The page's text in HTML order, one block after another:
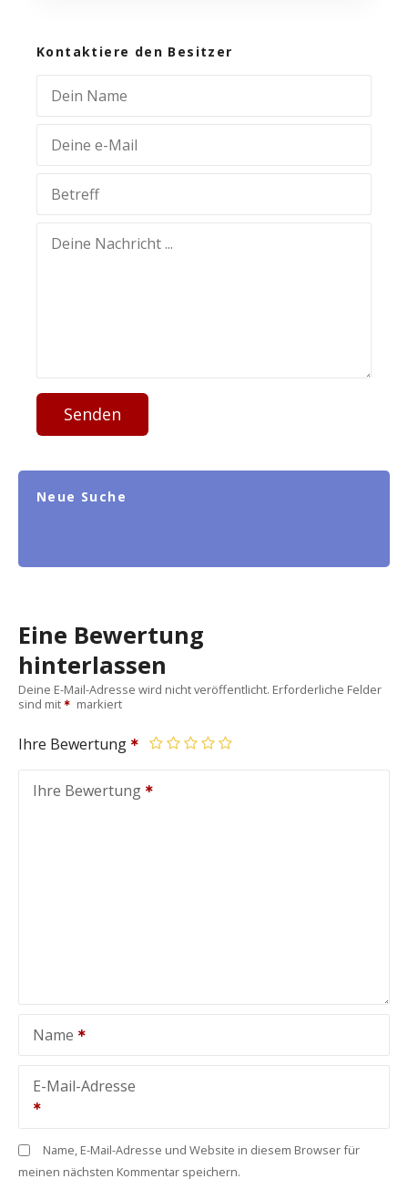
Kontaktiere den Besitzer
Senden
Neue Suche
Eine Bewertung
hinterlassen
Deine E-Mail-Adresse wird nicht veröffentlicht. Erforderliche Felder
sind mit
markiert
Ihre Bewertung
Ihre Bewertung
Name
E-Mail-Adresse
Name, E-Mail-Adresse und Website in diesem Browser für
meinen nächsten Kommentar speichern.